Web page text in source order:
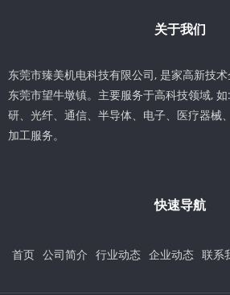
关于我们
东莞市臻美机电科技有限公司, 是家高新技
东莞市望牛墩镇。主要服务于高科技领域,
研、光纤、通信、半导体、电子、医疗器械
加工服务。
快速导航
首页 公司简介 行业动态 企业动态 联系